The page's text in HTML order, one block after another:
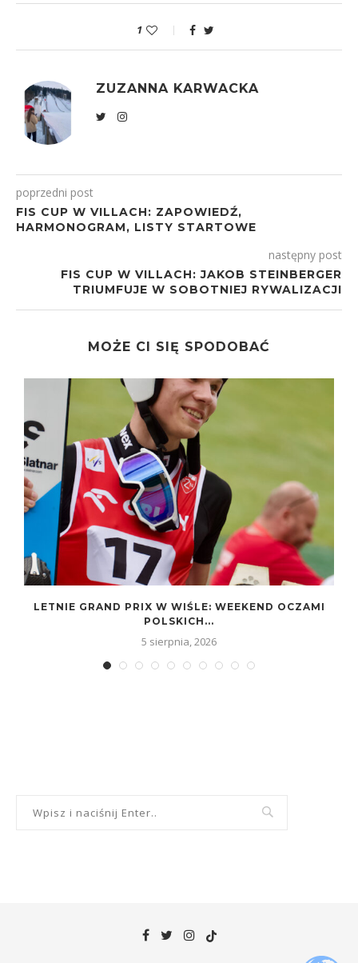
1
ZUZANNA KARWACKA
poprzedni post
FIS CUP W VILLACH: ZAPOWIEDŹ,
HARMONOGRAM, LISTY STARTOWE
następny post
FIS CUP W VILLACH: JAKOB STEINBERGER
TRIUMFUJE W SOBOTNIEJ RYWALIZACJI
MOŻE CI SIĘ SPODOBAĆ
LETNIE GRAND PRIX W WIŚLE: WEEKEND OCZAMI
POLSKICH...
5 sierpnia, 2026